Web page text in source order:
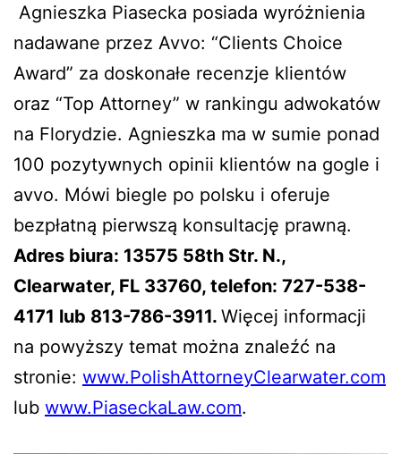
Agnieszka Piasecka posiada wyróżnienia
nadawane przez Avvo: “Clients Choice
Award” za doskonałe recenzje klientów
oraz “Top Attorney” w rankingu adwokatów
na Florydzie. Agnieszka ma w sumie ponad
100 pozytywnych opinii klientów na gogle i
avvo. Mówi biegle po polsku i oferuje
bezpłatną pierwszą konsultację prawną.
Adres biura: 13575 58th Str. N.,
Clearwater, FL 33760, telefon: 727-538-
4171 lub 813-786-3911. Więcej informacji
na powyższy temat można znaleźć na
stronie: www.PolishAttorneyClearwater.com
lub www.PiaseckaLaw.com.